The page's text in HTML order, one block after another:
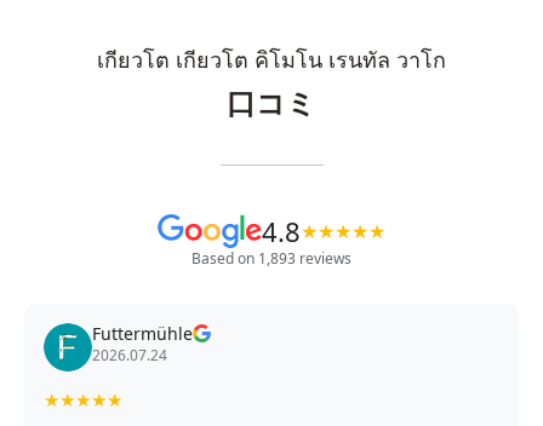
เกียวโต เกียวโต คิโมโน เรนทัล วาโก
口コミ
4.8★★★★★
Based on 1,893 reviews
Futtermühle
2026.07.24
★★★★★